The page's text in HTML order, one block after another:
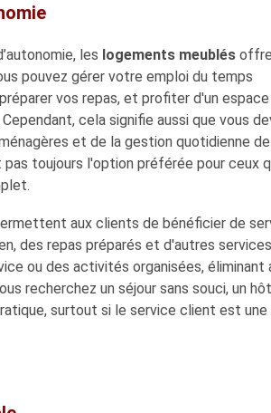
les logements meublés
pouvez gérer votre emploi du temps
vos repas, et profiter d'un
cela signifie aussi que vous
et de la gestion quotidienne de
toujours l'option préférée pour ceux
aux clients de bénéficier de
des repas préparés et d'autres
ou des activités organisées, éliminant
recherchez un séjour sans souci, un
surtout si le service client est une